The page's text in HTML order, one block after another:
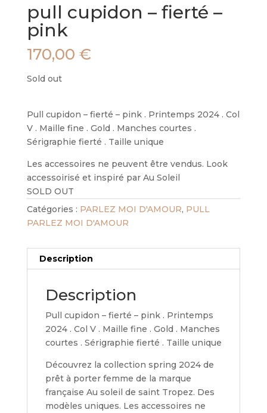
pull cupidon – fierté –
pink
170,00 €
Sold out
Pull cupidon – fierté – pink . Printemps 2024 . Col
V . Maille fine . Gold . Manches courtes .
Sérigraphie fierté . Taille unique
Les accessoires ne peuvent être vendus. Look
accessoirisé et inspiré par Au Soleil
SOLD OUT
Catégories : PARLEZ MOI D'AMOUR, PULL
PARLEZ MOI D'AMOUR
Description
Description
Pull cupidon – fierté – pink . Printemps
2024 . Col V . Maille fine . Gold . Manches
courtes . Sérigraphie fierté . Taille unique
Découvrez la collection spring 2024 de
prêt à porter femme de la marque
française Au soleil de saint Tropez. Des
modèles uniques. Les accessoires ne